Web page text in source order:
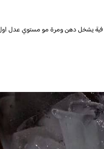
فية يشخل دهن ومرة مو مستوي عدل